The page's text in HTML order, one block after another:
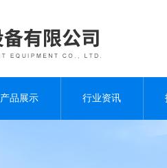
产品展示 行业资讯